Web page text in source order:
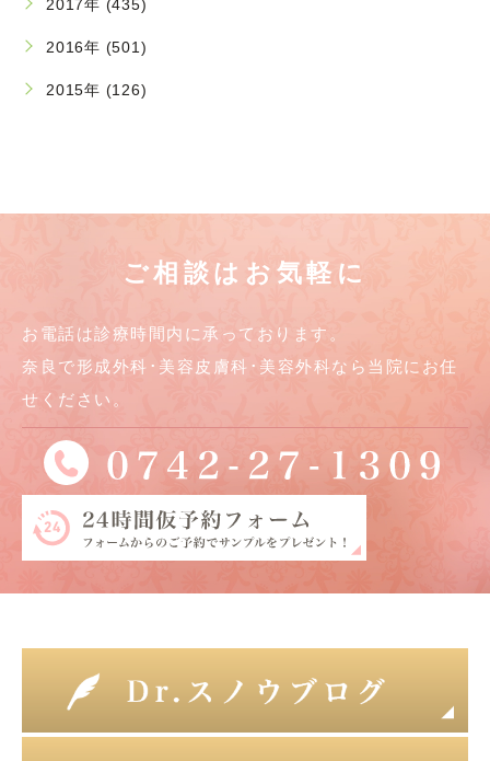
2017年 (435)
2016年 (501)
2015年 (126)
ご相談はお気軽に
お電話は診療時間内に承っております。
奈良で形成外科･美容皮膚科･美容外科なら当院にお任
せください。